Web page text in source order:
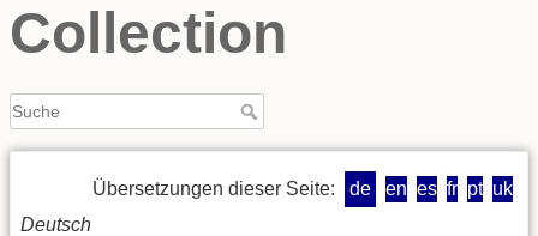
Collection
Übersetzungen dieser Seite: de en es fr pt uk
Deutsch